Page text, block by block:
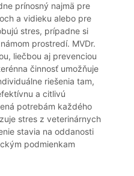
prínosný najmä pre
a vidieku alebo pre
stres, prípadne si
prostredí. MVDr.
liečbou aj prevenciou
činnosť umožňuje
riešenia tam,
a citlivú
potrebám každého
stres z veterinárnych
stavia na oddanosti
podmienkam